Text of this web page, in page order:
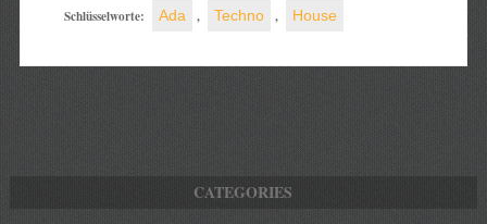
Schlüsselworte: Ada , Techno , House